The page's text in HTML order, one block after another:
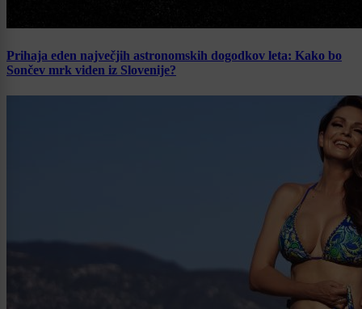
Prihaja eden največjih astronomskih dogodkov leta: Kako bo
Sončev mrk viden iz Slovenije?